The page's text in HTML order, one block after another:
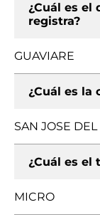
¿Cuál es el
registra?
GUAVIARE
¿Cuál es la
SAN JOSE
¿Cuál es el
MICRO